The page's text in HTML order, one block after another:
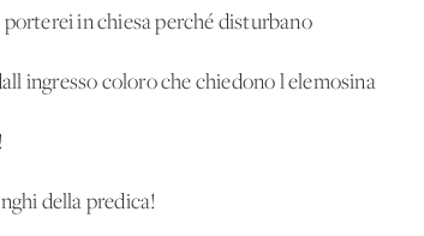
in chiesa perché disturbano
coloro che chiedono l'elemosina
della predica!